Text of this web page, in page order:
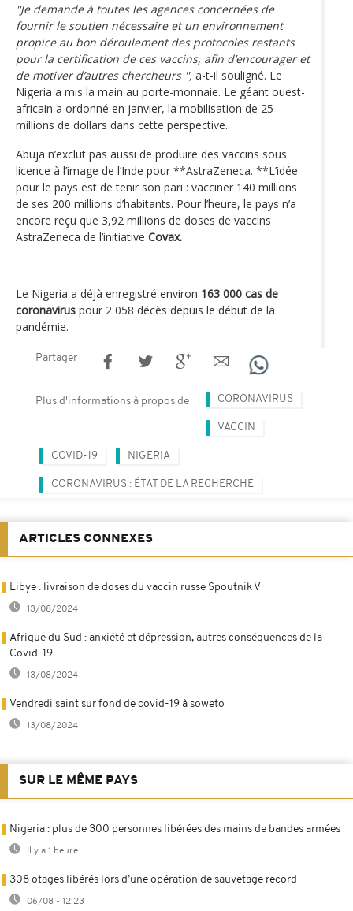
''Je demande à toutes les agences concernées de
fournir le soutien nécessaire et un environnement
propice au bon déroulement des protocoles restants
pour la certification de ces vaccins, afin d’encourager et
de motiver d’autres chercheurs '', a-t-il souligné. Le
Nigeria a mis la main au porte-monnaie. Le géant ouest-
africain a ordonné en janvier, la mobilisation de 25
millions de dollars dans cette perspective.
Abuja n’exclut pas aussi de produire des vaccins sous
licence à l’image de l’Inde pour **AstraZeneca. **L’idée
pour le pays est de tenir son pari : vacciner 140 millions
de ses 200 millions d’habitants. Pour l’heure, le pays n’a
encore reçu que 3,92 millions de doses de vaccins
AstraZeneca de l’initiative Covax.
Le Nigeria a déjà enregistré environ 163 000 cas de
coronavirus pour 2 058 décès depuis le début de la
pandémie.
Partager
Plus d'informations à propos de CORONAVIRUS
VACCIN
COVID-19 NIGERIA
CORONAVIRUS : ÉTAT DE LA RECHERCHE
ARTICLES CONNEXES
Libye : livraison de doses du vaccin russe Spoutnik V
13/08/2024
Afrique du Sud : anxiété et dépression, autres conséquences de la
Covid-19
13/08/2024
Vendredi saint sur fond de covid-19 à soweto
13/08/2024
SUR LE MÊME PAYS
Nigeria : plus de 300 personnes libérées des mains de bandes armées
Il y a 1 heure
308 otages libérés lors d’une opération de sauvetage record
06/08 - 12:23